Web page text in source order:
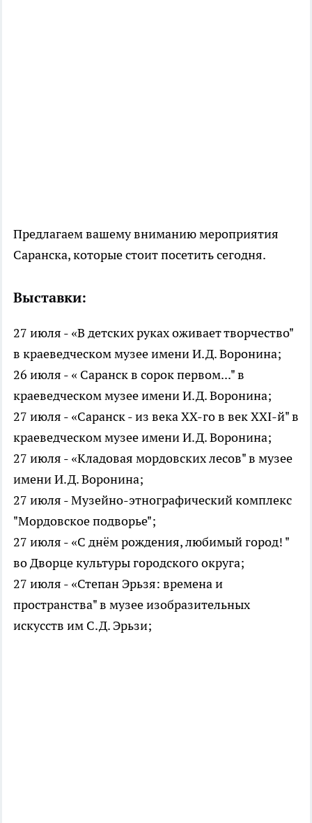
Предлагаем вашему вниманию мероприятия
Саранска, которые стоит посетить сегодня.
Выставки:
27 июля - «В детских руках оживает творчество"
в краеведческом музее имени И.Д. Воронина;
26 июля - « Саранск в сорок первом..." в
краеведческом музее имени И.Д. Воронина;
27 июля - «Саранск - из века XX-го в век XXI-й" в
краеведческом музее имени И.Д. Воронина;
27 июля - «Кладовая мордовских лесов" в музее
имени И.Д. Воронина;
27 июля - Музейно-этнографический комплекс
"Мордовское подворье";
27 июля - «С днём рождения, любимый город! "
во Дворце культуры городского округа;
27 июля - «Степан Эрьзя: времена и
пространства" в музее изобразительных
искусств им С.Д. Эрьзи;